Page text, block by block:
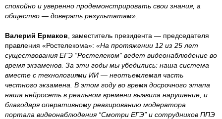
спокойно и уверенно продемонстрировать свои знания, а
общество — доверять результатам».
Валерий Ермаков , заместитель президента — председателя
правления «Ростелекома»: «На протяжении 12 из 25 лет
существования ЕГЭ “Ростелеком” ведет видеонаблюдение во
время экзаменов. За эти годы мы убедились: наша система
вместе с технологиями ИИ — неотъемлемая часть
честного экзамена. В этом году во время досрочного этапа
наша нейросеть в реальном времени выявила нарушение, и
благодаря оперативному реагированию модератора
портала видеонаблюдения “Смотри ЕГЭ” и сотрудников ППЭ